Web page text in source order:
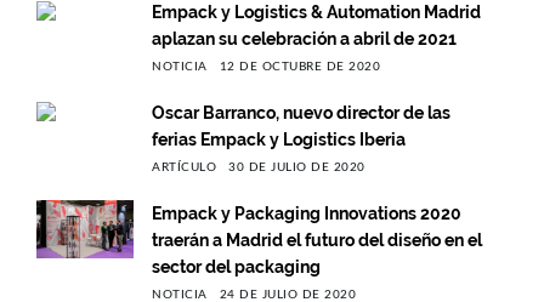
Empack y Logistics & Automation Madrid
aplazan su celebración a abril de 2021
NOTICIA 12 DE OCTUBRE DE 2020
Oscar Barranco, nuevo director de las
ferias Empack y Logistics Iberia
ARTÍCULO 30 DE JULIO DE 2020
Empack y Packaging Innovations 2020
traerán a Madrid el futuro del diseño en el
sector del packaging
NOTICIA 24 DE JULIO DE 2020